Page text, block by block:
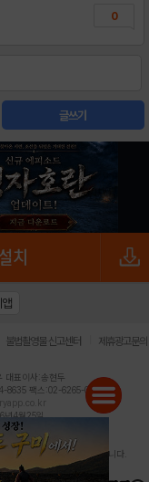
0
글쓰기
불법촬영물 신고센터 제휴광고문의
대표이사:송현두
8635 팩스:02-6265-0377
년4월25일
:김동욱
전재, 복사, 배포 등을 금합니다.
Reserved.